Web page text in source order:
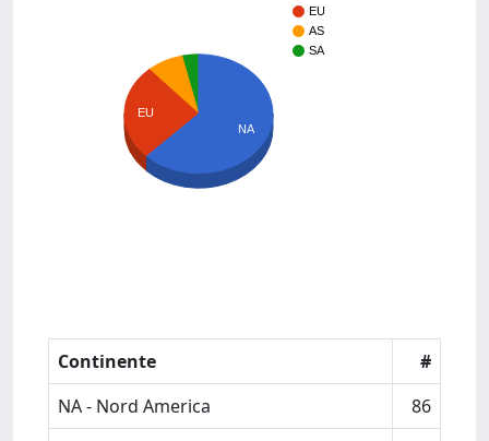
EU
AS
SA
EU
NA
Continente
#
NA - Nord America
86